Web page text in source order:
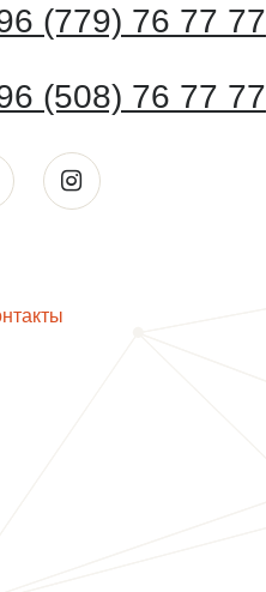
(779) 76 77 77
(508) 76 77 77